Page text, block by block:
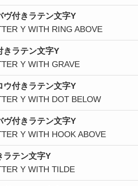
ヴ付きラテン文字Y
Y WITH RING ABOVE
きラテン文字Y
Y WITH GRAVE
ウ付きラテン文字Y
Y WITH DOT BELOW
ヴ付きラテン文字Y
Y WITH HOOK ABOVE
ラテン文字Y
Y WITH TILDE